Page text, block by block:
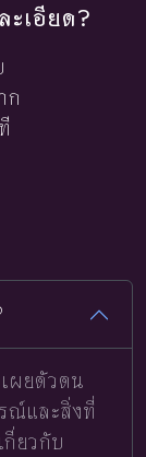
ะเอียด?
ก
เผยตัวตน
ณ์และสิ่งที่
ยวกับ